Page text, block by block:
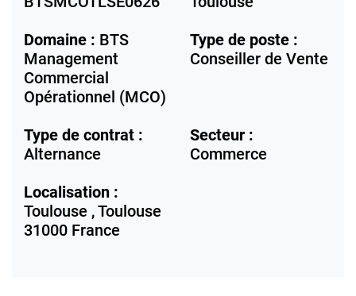
Domaine : BTS
Management
Commercial
Opérationnel (MCO)
Type de poste :
Conseiller de Vente
Type de contrat :
Alternance
Secteur :
Commerce
Localisation :
Toulouse ,Toulouse
31000 France